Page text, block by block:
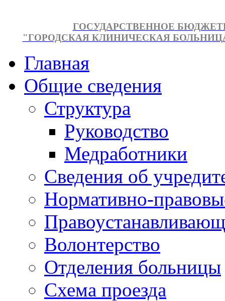
ГОСУДАРСТВЕННОЕ
"ГОРОДСКАЯ КЛИНИЧЕСКАЯ
Главная
Общие сведения
Структура
Руководство
Медработники
Сведения об
Нормативно-
Волонтерство
Отделения больницы
Схема проезда